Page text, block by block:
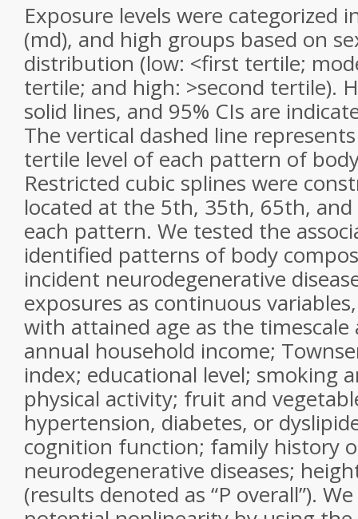
Exposure levels were categorized
(md), and high groups based on
distribution (low: <first tertile;
tertile; and high: >second tertile).
solid lines, and 95% CIs are
The vertical dashed line
tertile level of each pattern of
Restricted cubic splines were
located at the 5th, 35th, 65th,
each pattern. We tested the
identified patterns of body
incident neurodegenerative
exposures as continuous
with attained age as the
annual household income;
index; educational level; smoking
physical activity; fruit and
hypertension, diabetes, or
cognition function; family history
neurodegenerative diseases;
(results denoted as “P overall”).